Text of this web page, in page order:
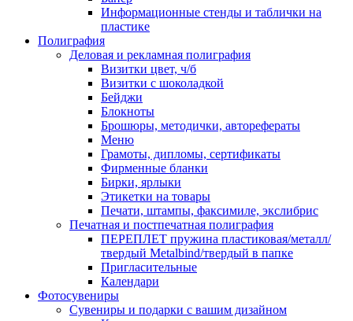
Информационные стенды и таблички на
пластике
Полиграфия
Деловая и рекламная полиграфия
Визитки цвет, ч/б
Визитки с шоколадкой
Бейджи
Блокноты
Брошюры, методички, авторефераты
Меню
Грамоты, дипломы, сертификаты
Фирменные бланки
Бирки, ярлыки
Этикетки на товары
Печати, штампы, факсимиле, экслибрис
Печатная и постпечатная полиграфия
ПЕРЕПЛЕТ пружина пластиковая/металл/
твердый Metalbind/твердый в папке
Пригласительные
Календари
Фотосувениры
Сувениры и подарки с вашим дизайном